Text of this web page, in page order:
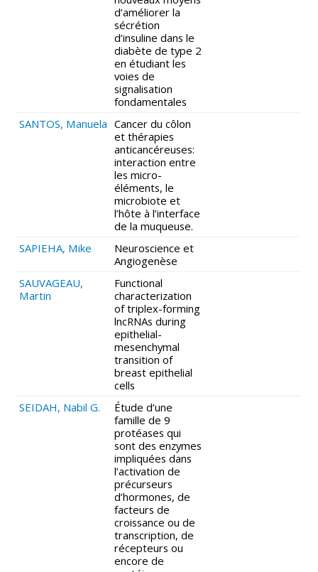
d’améliorer la
sécrétion
d’insuline dans le
diabète de type 2
en étudiant les
voies de
signalisation
fondamentales
SANTOS, Manuela Cancer du côlon
et thérapies
anticancéreuses:
interaction entre
les micro-
éléments, le
microbiote et
l’hôte à l’interface
de la muqueuse.
SAPIEHA, Mike
Neuroscience et
Angiogenèse
SAUVAGEAU,
Martin
Functional
characterization
of triplex-forming
lncRNAs during
epithelial-
mesenchymal
transition of
breast epithelial
cells
SEIDAH, Nabil G.
Étude d’une
famille de 9
protéases qui
sont des enzymes
impliquées dans
l’activation de
précurseurs
d’hormones, de
facteurs de
croissance ou de
transcription, de
récepteurs ou
encore de